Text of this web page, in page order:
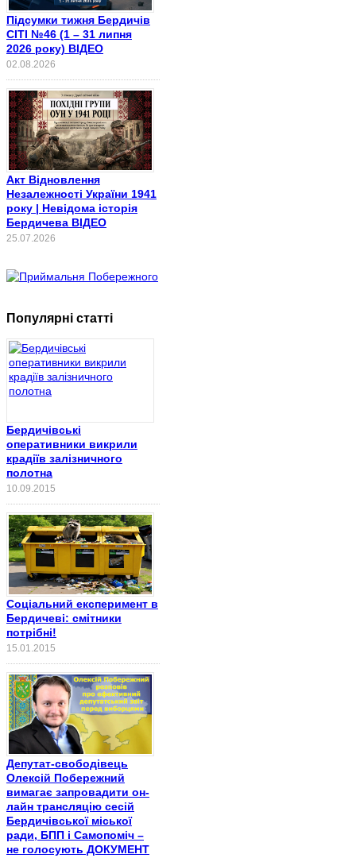
Підсумки тижня Бердичів
СІТІ №46 (1 – 31 липня
2026 року) ВІДЕО
02.08.2026
Акт Відновлення
Незалежності України 1941
року | Невідома історія
Бердичева ВІДЕО
25.07.2026
Популярні статті
Бердичівські
оперативники викрили
крадіїв залізничного
полотна
10.09.2015
Соціальний експеримент в
Бердичеві: смітники
потрібні!
15.01.2015
Депутат-свободівець
Олексій Побережний
вимагає запровадити он-
лайн трансляцію сесій
Бердичівської міської
ради, БПП і Самопоміч –
не голосують ДОКУМЕНТ